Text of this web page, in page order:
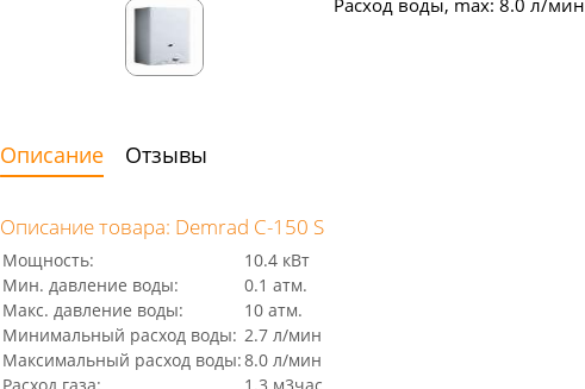
Расход воды, max: 8.0 л/мин
Описание Отзывы
Описание товара: Demrad C-150 S
Мощность:
10.4 кВт
Мин. давление воды:
0.1 атм.
Макс. давление воды:
10 атм.
Минимальный расход воды: 2.7 л/мин
Максимальный расход воды:8.0 л/мин